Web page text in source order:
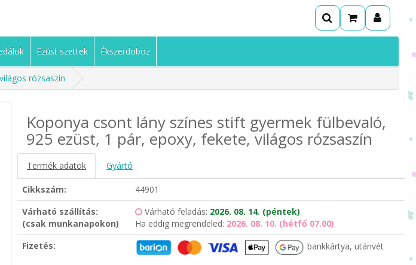
Ezüst szettek Ékszerdoboz
rózsaszín
Koponya csont lány színes stift gyermek fülbevaló,
925 ezüst, 1 pár, epoxy, fekete, világos rózsaszín
Termék adatok Gyártó
Cikkszám:
44901
Várható szállítás:
(csak munkanapokon)
Várható feladás: 2026. 08. 14. (péntek)
Ha eddig megrendeled: 2026. 08. 10. (hétfő 07.00)
Fizetés:
bankkártya, utánvét